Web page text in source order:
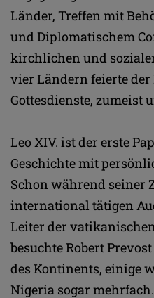
Länder, Treffen mit
und Diplomatischem
kirchlichen und
vier Ländern feierte
Gottesdienste, zumeist
Leo XIV. ist der erste
Geschichte mit
Schon während seiner
international tätigen
Leiter der
besuchte Robert
des Kontinents, einige
Nigeria sogar mehrfach.